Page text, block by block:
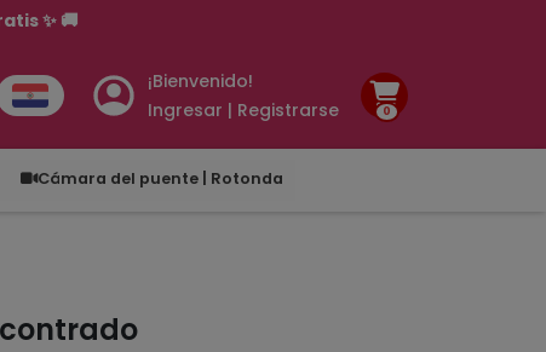
✨ 🚚
¡Bienvenido!
Ingresar | Registrarse
0
Cámara del puente | Rotonda